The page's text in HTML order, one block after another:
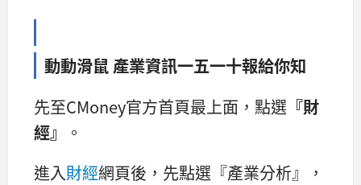
動動滑鼠 產業資訊一五一十報給你知
先至CMoney官方首頁最上面，點選 『財
經』
。
進入財經網頁後，先點選『產業分析』，